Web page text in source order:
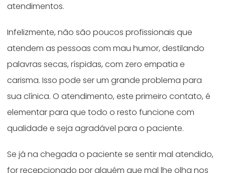
atendimentos.
Infelizmente, não são poucos profissionais que
atendem as pessoas com mau humor, destilando
palavras secas, ríspidas, com zero empatia e
carisma. Isso pode ser um grande problema para
sua clínica. O atendimento, este primeiro contato, é
elementar para que todo o resto funcione com
qualidade e seja agradável para o paciente.
Se já na chegada o paciente se sentir mal atendido,
for recepcionado por alguém que mal lhe olha nos